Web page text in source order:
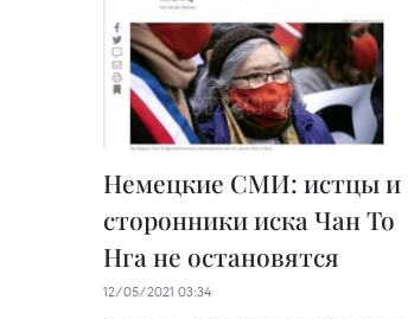
Немецкие СМИ: истцы и
сторонники иска Чан То
Нга не остановятся
12/05/2021 03:34